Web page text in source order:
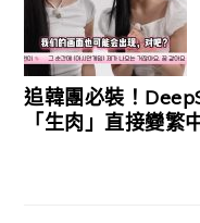
追韓團必裝！
「生肉」直接變繁